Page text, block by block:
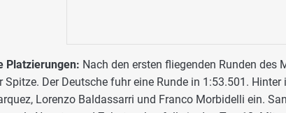
Platzierungen: Nach den ersten fliegenden Runden des
Spitze. Der Deutsche fuhr eine Runde in 1:53.501.
Lorenzo Baldassarri und Franco Morbidelli ein.